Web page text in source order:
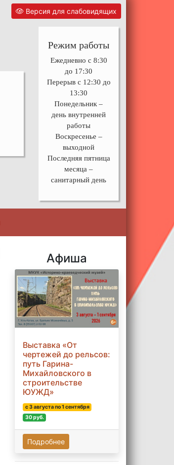
Версия для слабовидящих
Режим работы
Ежедневно с 8:30
до 17:30
Перерыв с 12:30 до
13:30
Понедельник –
день внутренней
работы
Воскресенье –
выходной
Последняя пятница
месяца –
санитарный день
Афиша
Выставка «От
чертежей до рельсов:
путь Гарина-
Михайловского в
строительстве
ЮУЖД»
с 3 августа по 1 сентября
30 руб.
Подробнее